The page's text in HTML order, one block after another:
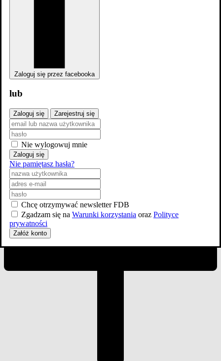
Obsada
Zaloguj się przez facebooka
lub
Zaloguj się Zarejestruj się
Nie wylogowuj mnie
Zaloguj się
Nie pamiętasz hasła?
Chcę otrzymywać newsletter FDB
Zgadzam się na Warunki korzystania oraz Polityce
prywatności
Załóż konto